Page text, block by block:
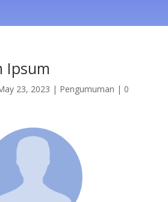
Ipsum
23, 2023 | Pengumuman | 0